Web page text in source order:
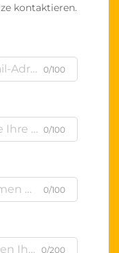
kontaktieren.
0/100
0/100
0/100
0/200